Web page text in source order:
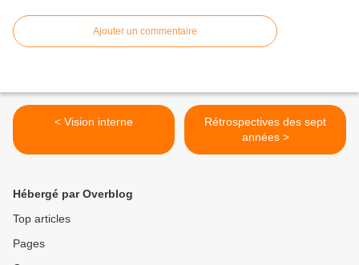
Ajouter un commentaire
< Vision interne
Rétrospectives des sept
années >
Hébergé par Overblog
Top articles
Pages